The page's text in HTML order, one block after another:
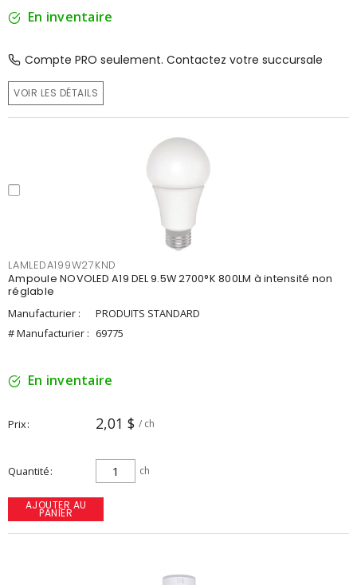
En inventaire
Compte PRO seulement. Contactez votre succursale
VOIR LES DÉTAILS
LAMLEDA199W27KND
Ampoule NOVOLED A19 DEL 9.5W 2700°K 800LM à intensité non
réglable
Manufacturier :
PRODUITS STANDARD
# Manufacturier : 69775
En inventaire
Prix 2,01 $ / ch
Quantité ch
AJOUTER AU
PANIER